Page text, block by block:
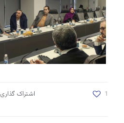
اشتراک گذاری 1